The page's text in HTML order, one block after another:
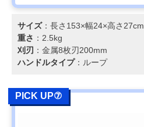
サイズ：長さ153×幅24×高さ27cm
重さ ：2.5kg
刈刃 ：金属8枚刃200mm
ハンドルタイプ：ループ
PICK UP⑦